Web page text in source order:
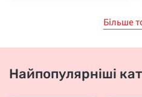
Більше
Найпопулярніші